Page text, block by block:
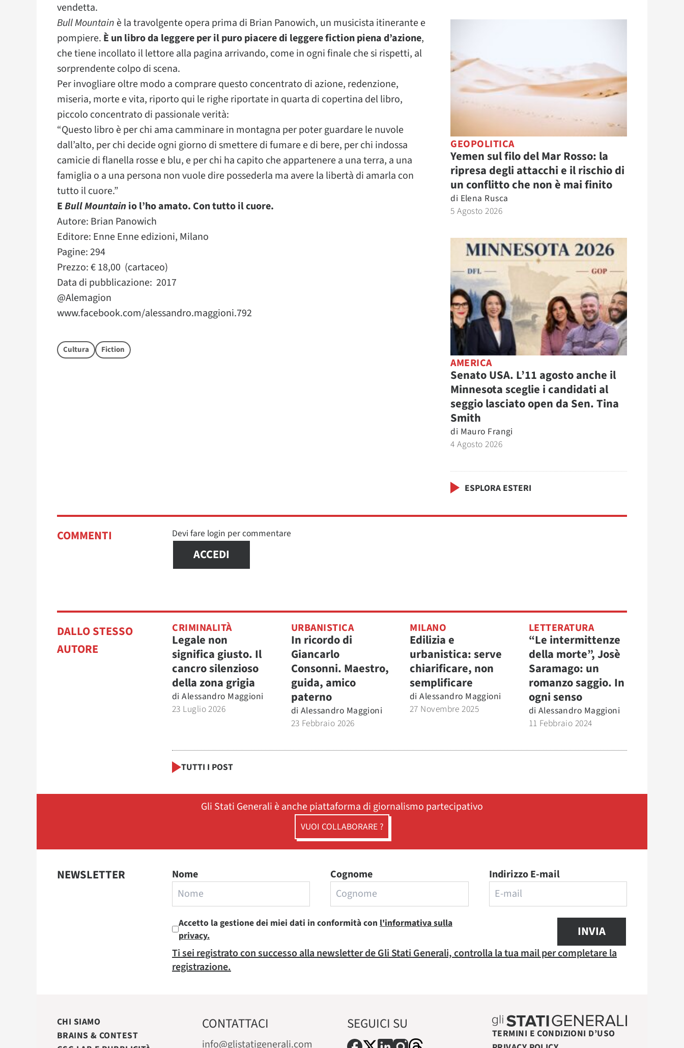
vendetta.
Bull Mountain è la travolgente opera prima di Brian Panowich, un musicista itinerante e
pompiere. È un libro da leggere per il puro piacere di leggere fiction piena d’azione,
che tiene incollato il lettore alla pagina arrivando, come in ogni finale che si rispetti, al
sorprendente colpo di scena.
Per invogliare oltre modo a comprare questo concentrato di azione, redenzione,
miseria, morte e vita, riporto qui le righe riportate in quarta di copertina del libro,
piccolo concentrato di passionale verità:
“Questo libro è per chi ama camminare in montagna per poter guardare le nuvole
dall’alto, per chi decide ogni giorno di smettere di fumare e di bere, per chi indossa
camicie di flanella rosse e blu, e per chi ha capito che appartenere a una terra, a una
famiglia o a una persona non vuole dire possederla ma avere la libertà di amarla con
tutto il cuore.”
EBull Mountainio l’ho amato. Con tutto il cuore.
Autore: Brian Panowich
Editore: Enne Enne edizioni, Milano
Pagine: 294
Prezzo: € 18,00 (cartaceo)
Data di pubblicazione: 2017
@Alemagion
www.facebook.com/alessandro.maggioni.792
Cultura Fiction
GEOPOLITICA
Yemen sul filo del Mar Rosso: la
ripresa degli attacchi e il rischio di
un conflitto che non è mai finito
di Elena Rusca
5 Agosto 2026
AMERICA
Senato USA. L’11 agosto anche il
Minnesota sceglie i candidati al
seggio lasciato open da Sen. Tina
Smith
di Mauro Frangi
4 Agosto 2026
ESPLORA ESTERI
COMMENTI Devi fare login per commentare
ACCEDI
DALLO STESSO
AUTORE
CRIMINALITÀ
Legale non
significa giusto. Il
cancro silenzioso
della zona grigia
di Alessandro Maggioni
23 Luglio 2026
URBANISTICA
In ricordo di
Giancarlo
Consonni. Maestro,
guida, amico
paterno
di Alessandro Maggioni
23 Febbraio 2026
MILANO
Edilizia e
urbanistica: serve
chiarificare, non
semplificare
di Alessandro Maggioni
27 Novembre 2025
LETTERATURA
“Le intermittenze
della morte”, Josè
Saramago: un
romanzo saggio. In
ogni senso
di Alessandro Maggioni
11 Febbraio 2024
TUTTI I POST
Gli Stati Generali è anche piattaforma di giornalismo partecipativo
VUOI COLLABORARE ?
NEWSLETTER Nome Cognome Indirizzo E-mail
Accetto la gestione dei miei dati in conformità con l'informativa sulla
privacy.
INVIA
Ti sei registrato con successo alla newsletter de Gli Stati Generali, controlla la tua mail per completare la
registrazione.
CHI SIAMO
BRAINS & CONTEST
CONTATTACI
info@glistatigenerali.com
SEGUICI SU
TERMINI E CONDIZIONI D’USO